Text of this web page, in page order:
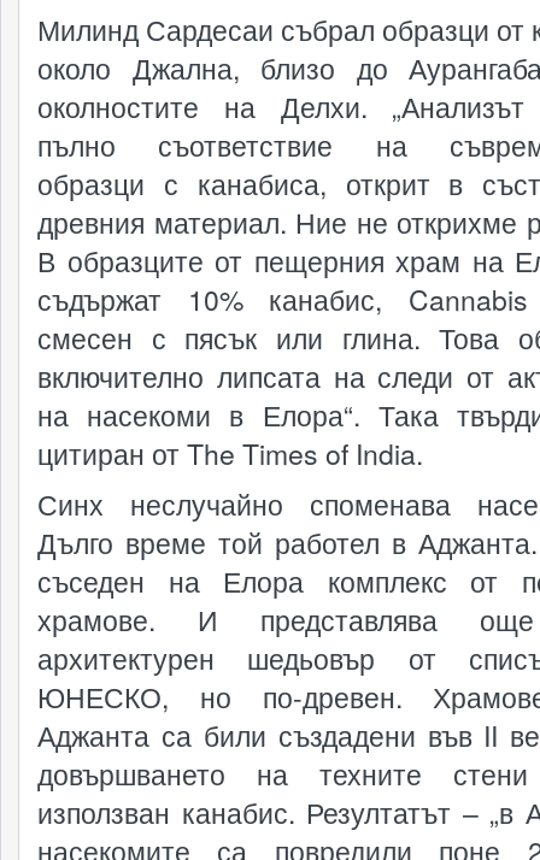
Милинд Сардесаи събрал образци от
около Джална, близо до
околностите на Делхи. „Анализът
пълно съответствие на
образци с канабиса, открит в
древния материал. Ние не открихме
В образците от пещерния храм на
съдържат 10% канабис,
смесен с пясък или глина. Това
включително липсата на следи от
на насекоми в Елора“. Така
цитиран от The Times of India.
Синх неслучайно споменава
Дълго време той работел в
съседен на Елора комплекс от
храмове. И представлява
архитектурен шедьовър от
ЮНЕСКО, но по-древен.
Аджанта са били създадени във II
довършването на техните
използван канабис. Резултатът – „в
насекомите са повредили поне